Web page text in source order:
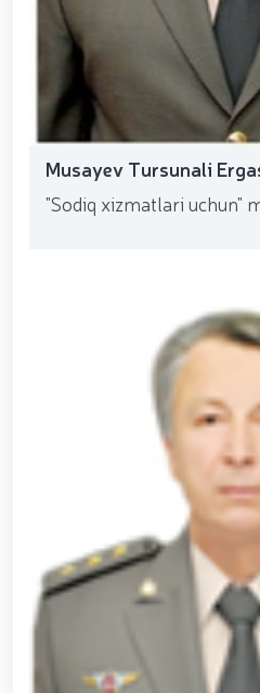
Musayev Tursunali
"Sodiq xizmatlari uchun"